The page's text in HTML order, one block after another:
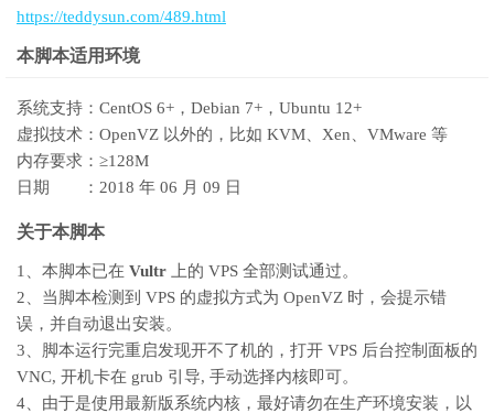
https://teddysun.com/489.html
本脚本适用环境
系统支持：CentOS 6+，Debian 7+，Ubuntu 12+
虚拟技术：OpenVZ 以外的，比如 KVM、Xen、VMware 等
内存要求：≥128M
日期 ：2018 年 06 月 09 日
关于本脚本
1、本脚本已在 Vultr 上的 VPS 全部测试通过。
2、当脚本检测到 VPS 的虚拟方式为 OpenVZ 时，会提示错
误，并自动退出安装。
3、脚本运行完重启发现开不了机的，打开 VPS 后台控制面板的
VNC, 开机卡在 grub 引导, 手动选择内核即可。
4、由于是使用最新版系统内核，最好请勿在生产环境安装，以